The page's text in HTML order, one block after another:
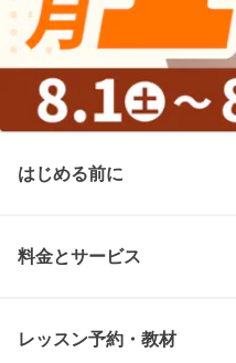
はじめる前に
料金とサービス
レッスン予約・教材